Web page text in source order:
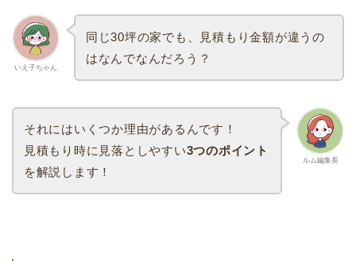
いえ子ちゃん
同じ30坪の家でも、見積もり金額が違うの
はなんでなんだろう？
ルム編集長
それにはいくつか理由があるんです！
見積もり時に見落としやすい3つのポイント
を解説します！